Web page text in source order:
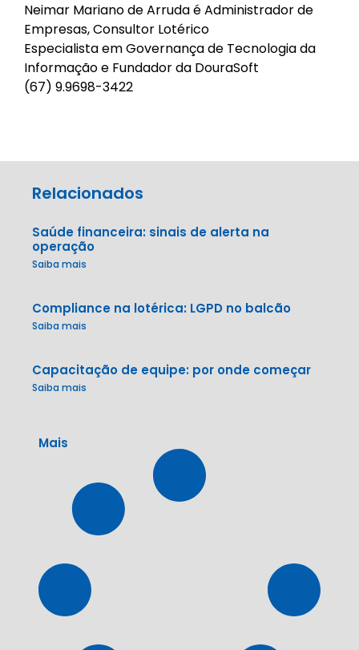
Neimar Mariano de Arruda é Administrador de
Empresas, Consultor Lotérico
Especialista em Governança de Tecnologia da
Informação e Fundador da DouraSoft
(67) 9.9698-3422
Relacionados
Saúde financeira: sinais de alerta na
operação
Saiba mais
Compliance na lotérica: LGPD no balcão
Saiba mais
Capacitação de equipe: por onde começar
Saiba mais
Mais